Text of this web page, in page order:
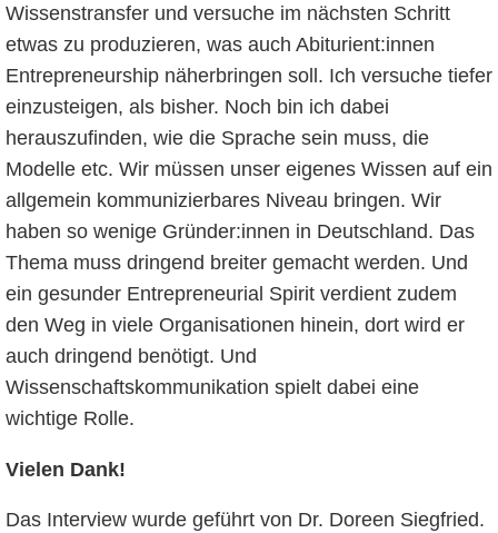
Wissenstransfer und versuche im nächsten Schritt
etwas zu produzieren, was auch Abiturient:innen
Entrepreneurship näherbringen soll. Ich versuche tiefer
einzusteigen, als bisher. Noch bin ich dabei
herauszufinden, wie die Sprache sein muss, die
Modelle etc. Wir müssen unser eigenes Wissen auf ein
allgemein kommunizierbares Niveau bringen. Wir
haben so wenige Gründer:innen in Deutschland. Das
Thema muss dringend breiter gemacht werden. Und
ein gesunder Entrepreneurial Spirit verdient zudem
den Weg in viele Organisationen hinein, dort wird er
auch dringend benötigt. Und
Wissenschaftskommunikation spielt dabei eine
wichtige Rolle.
Vielen Dank!
Das Interview wurde geführt von Dr. Doreen Siegfried.